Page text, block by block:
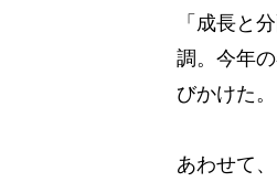
「成長と
調。今年
びかけた。
あわせて